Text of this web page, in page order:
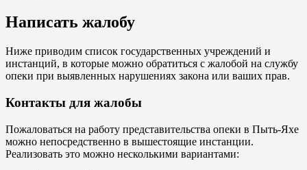
Написать жалобу
Ниже приводим список государственных учреждений и
инстанций, в которые можно обратиться с жалобой на службу
опеки при выявленных нарушениях закона или ваших прав.
Контакты для жалобы
Пожаловаться на работу представительства опеки в Пыть-Яхе
можно непосредственно в вышестоящие инстанции.
Реализовать это можно несколькими вариантами: